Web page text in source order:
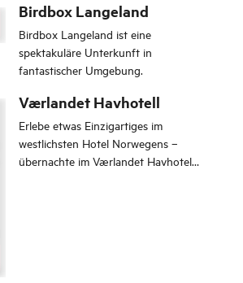
aus erleben
Birdbox Langeland
Birdbox Langeland ist eine
spektakuläre Unterkunft in
fantastischer Umgebung.
Værlandet Havhotell
Erlebe etwas Einzigartiges im
westlichsten Hotel Norwegens –
übernachte im Værlandet Havhotell